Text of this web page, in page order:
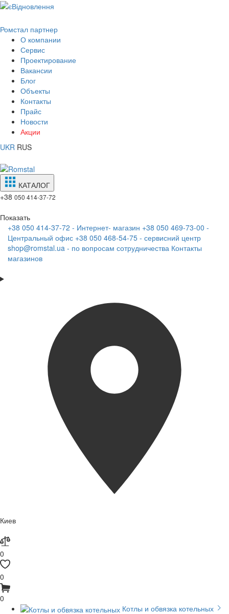
Ромстал партнер
О компании
Сервис
Проектирование
Вакансии
Блог
Объекты
Контакты
Прайс
Новости
Акции
UKR RUS
КАТАЛОГ
+38 050 414-37-72
Показать
+38 050 414-37-72 - Интернет- магазин +38 050 469-73-00 -
Центральный офис +38 050 468-54-75 - сервисний центр
shop@romstal.ua - по вопросам сотрудничества Контакты
магазинов
Киев
0
0
0
Котлы и обвязка котельных